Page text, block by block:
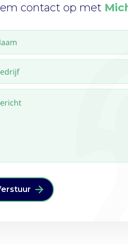
contact op met